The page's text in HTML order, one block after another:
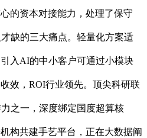
的资本对接能力，处理了保守
缺的三大痛点。轻量化方案适
入AI的中小客户可通过小模块
效，ROI行业领先。顶尖科研联
之一，深度绑定国度超算核
构共建手艺平台，正在大数据阐